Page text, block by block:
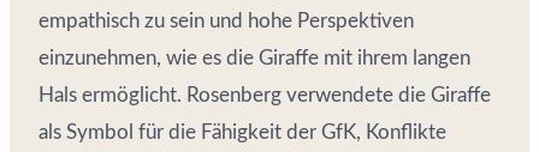
empathisch zu sein und hohe Perspektiven
einzunehmen, wie es die Giraffe mit ihrem langen
Hals ermöglicht. Rosenberg verwendete die Giraffe
als Symbol für die Fähigkeit der GfK, Konflikte